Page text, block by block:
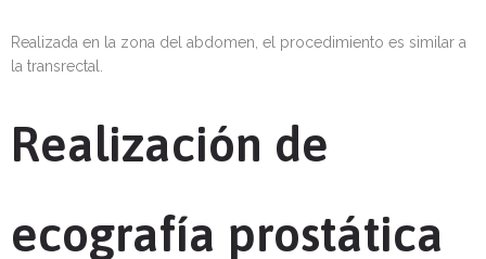
Realizada en la zona del abdomen, el procedimiento es similar a
la transrectal.
Realización de
ecografía prostática